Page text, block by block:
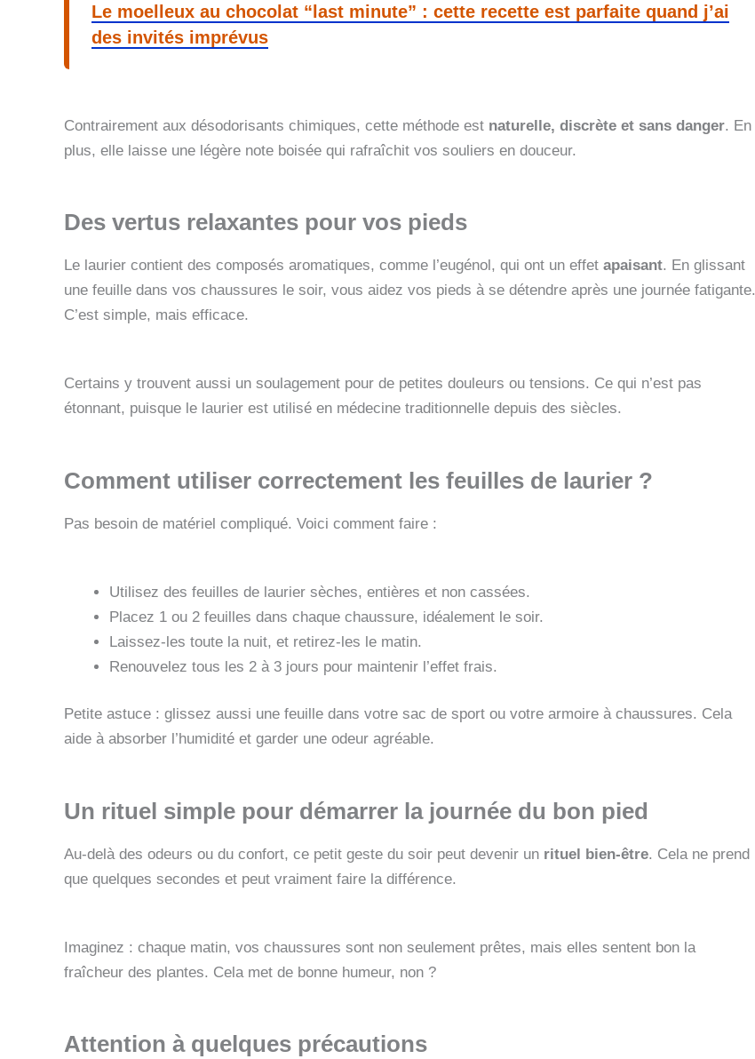
Le moelleux au chocolat “last minute” : cette recette est parfaite quand j’ai
des invités imprévus
Contrairement aux désodorisants chimiques, cette méthode est naturelle, discrète et sans danger. En
plus, elle laisse une légère note boisée qui rafraîchit vos souliers en douceur.
Des vertus relaxantes pour vos pieds
Le laurier contient des composés aromatiques, comme l’eugénol, qui ont un effet apaisant. En glissant
une feuille dans vos chaussures le soir, vous aidez vos pieds à se détendre après une journée fatigante.
C’est simple, mais efficace.
Certains y trouvent aussi un soulagement pour de petites douleurs ou tensions. Ce qui n’est pas
étonnant, puisque le laurier est utilisé en médecine traditionnelle depuis des siècles.
Comment utiliser correctement les feuilles de laurier ?
Pas besoin de matériel compliqué. Voici comment faire :
Utilisez des feuilles de laurier sèches, entières et non cassées.
Placez 1 ou 2 feuilles dans chaque chaussure, idéalement le soir.
Laissez-les toute la nuit, et retirez-les le matin.
Renouvelez tous les 2 à 3 jours pour maintenir l’effet frais.
Petite astuce : glissez aussi une feuille dans votre sac de sport ou votre armoire à chaussures. Cela
aide à absorber l’humidité et garder une odeur agréable.
Un rituel simple pour démarrer la journée du bon pied
Au-delà des odeurs ou du confort, ce petit geste du soir peut devenir un rituel bien-être. Cela ne prend
que quelques secondes et peut vraiment faire la différence.
Imaginez : chaque matin, vos chaussures sont non seulement prêtes, mais elles sentent bon la
fraîcheur des plantes. Cela met de bonne humeur, non ?
Attention à quelques précautions